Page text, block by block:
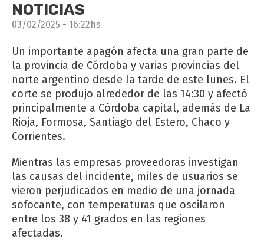
NOTICIAS
03/02/2025 - 16:22hs
Un importante apagón afecta una gran parte de
la provincia de Córdoba y varias provincias del
norte argentino desde la tarde de este lunes. El
corte se produjo alrededor de las 14:30 y afectó
principalmente a Córdoba capital, además de La
Rioja, Formosa, Santiago del Estero, Chaco y
Corrientes.
Mientras las empresas proveedoras investigan
las causas del incidente, miles de usuarios se
vieron perjudicados en medio de una jornada
sofocante, con temperaturas que oscilaron
entre los 38 y 41 grados en las regiones
afectadas.